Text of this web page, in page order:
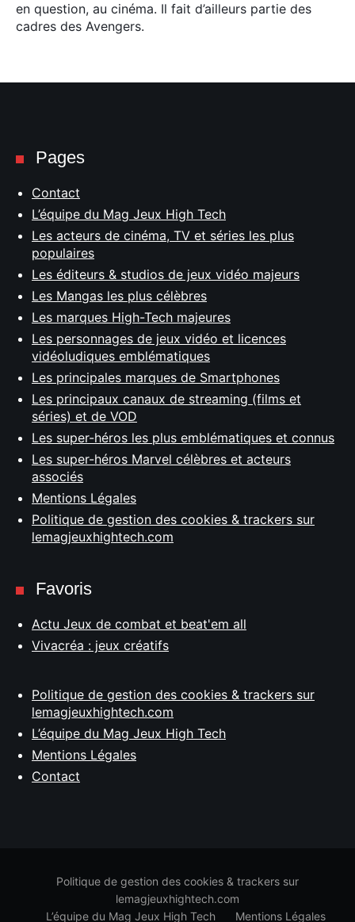
en question, au cinéma. Il fait d’ailleurs partie des
cadres des Avengers.
Pages
Contact
L’équipe du Mag Jeux High Tech
Les acteurs de cinéma, TV et séries les plus
populaires
Les éditeurs & studios de jeux vidéo majeurs
Les Mangas les plus célèbres
Les marques High-Tech majeures
Les personnages de jeux vidéo et licences
vidéoludiques emblématiques
Les principales marques de Smartphones
Les principaux canaux de streaming (films et
séries) et de VOD
Les super-héros les plus emblématiques et connus
Les super-héros Marvel célèbres et acteurs
associés
Mentions Légales
Politique de gestion des cookies & trackers sur
lemagjeuxhightech.com
Favoris
Actu Jeux de combat et beat'em all
Vivacréa : jeux créatifs
Politique de gestion des cookies & trackers sur
lemagjeuxhightech.com
L’équipe du Mag Jeux High Tech
Mentions Légales
Contact
Politique de gestion des cookies & trackers sur
lemagjeuxhightech.com
L’équipe du Mag Jeux High Tech
Mentions Légales